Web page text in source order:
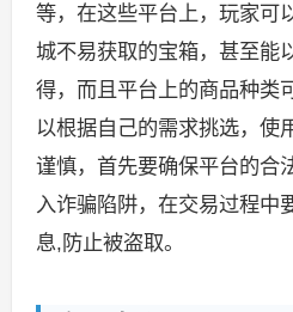
等，在这些平台上，玩家可
城不易获取的宝箱，甚至能
得，而且平台上的商品种类
以根据自己的需求挑选，使
谨慎，首先要确保平台的合
入诈骗陷阱，在交易过程中
息,防止被盗取。